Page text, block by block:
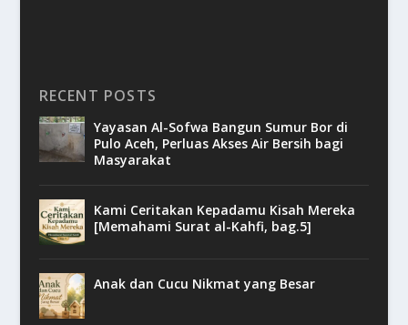
RECENT POSTS
Yayasan Al-Sofwa Bangun Sumur Bor di
Pulo Aceh, Perluas Akses Air Bersih bagi
Masyarakat
Kami Ceritakan Kepadamu Kisah Mereka
[Memahami Surat al-Kahfi, bag.5]
Anak dan Cucu Nikmat yang Besar